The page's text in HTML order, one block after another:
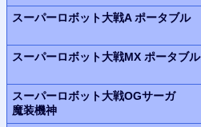
スーパーロボット大戦A ポータブル
スーパーロボット大戦MX ポータブル
スーパーロボット大戦OGサーガ
魔装機神